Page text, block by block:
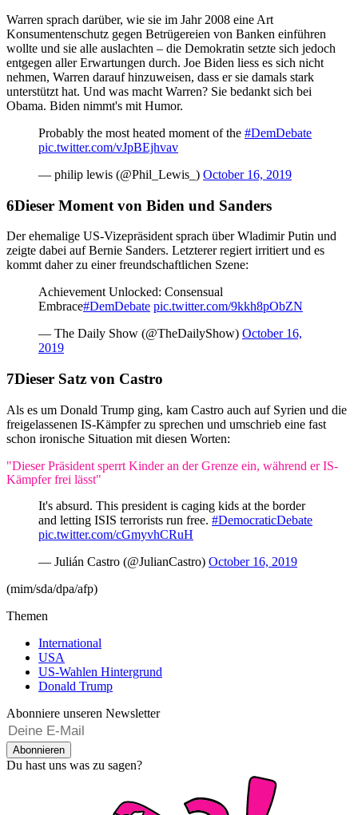
Warren sprach darüber, wie sie im Jahr 2008 eine Art
Konsumentenschutz gegen Betrügereien von Banken einführen
wollte und sie alle auslachten – die Demokratin setzte sich jedoch
entgegen aller Erwartungen durch. Joe Biden liess es sich nicht
nehmen, Warren darauf hinzuweisen, dass er sie damals stark
unterstützt hat. Und was macht Warren? Sie bedankt sich bei
Obama. Biden nimmt's mit Humor.
Probably the most heated moment of the #DemDebate
pic.twitter.com/vJpBEjhvav
— philip lewis (@Phil_Lewis_) October 16, 2019
Dieser Moment von Biden und Sanders
Der ehemalige US-Vizepräsident sprach über Wladimir Putin und
zeigte dabei auf Bernie Sanders. Letzterer regiert irritiert und es
kommt daher zu einer freundschaftlichen Szene:
Achievement Unlocked: Consensual
Embrace#DemDebate pic.twitter.com/9kkh8pObZN
— The Daily Show (@TheDailyShow) October 16,
2019
Dieser Satz von Castro
Als es um Donald Trump ging, kam Castro auch auf Syrien und die
freigelassenen IS-Kämpfer zu sprechen und umschrieb eine fast
schon ironische Situation mit diesen Worten:
"Dieser Präsident sperrt Kinder an der Grenze ein, während er IS-
Kämpfer frei lässt"
It's absurd. This president is caging kids at the border
and letting ISIS terrorists run free. #DemocraticDebate
pic.twitter.com/cGmyvhCRuH
— Julián Castro (@JulianCastro) October 16, 2019
(mim/sda/dpa/afp)
Themen
International
USA
US-Wahlen Hintergrund
Donald Trump
Abonniere unseren Newsletter
Abonnieren
Du hast uns was zu sagen?